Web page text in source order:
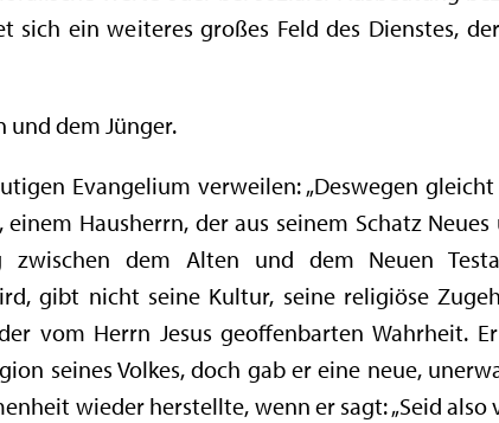
ein weiteres großes Feld des Dienstes,
und dem Jünger.
Evangelium verweilen: „Deswegen
Hausherrn, der aus seinem Schatz
dem Alten und dem Neuen
gibt nicht seine Kultur, seine religiöse
vom Herrn Jesus geoffenbarten Wahrheit.
seines Volkes, doch gab er eine neue,
wieder herstellte, wenn er sagt: „Seid